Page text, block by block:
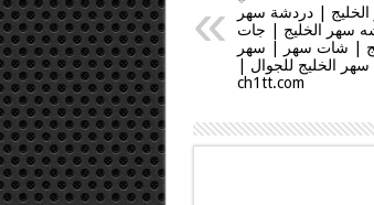
| دردشة سهر
سهر الخليج | جات
| شات سهر | سهر
الخليج للجوال |
ch1tt.com